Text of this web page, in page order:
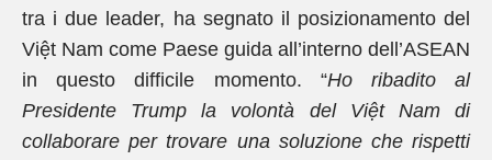
tra i due leader, ha segnato il posizionamento del
Việt Nam come Paese guida all’interno dell’ASEAN
in questo difficile momento. “Ho ribadito al
Presidente Trump la volontà del Việt Nam di
collaborare per trovare una soluzione che rispetti